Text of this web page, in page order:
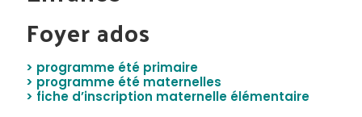
Foyer ados
> programme été primaire
> programme été maternelles
> fiche d’inscription maternelle élémentaire